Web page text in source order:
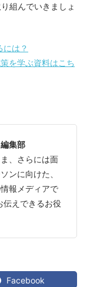
組んでいきましょ
には？
を学ぶ資料はこち
集部
、さらには面
ンに向けた、
報メディアで
伝えできるお役
Facebook